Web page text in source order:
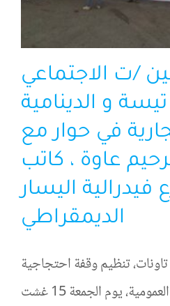
/ت الاجتماعي
و الدينامية
في حوار مع
عاوة ، كاتب
فيدرالية اليسار
الديمقراطي
تنظيم وقفة احتجاجية
حاشدة بساحة الفرس العمومية، يوم الجمعة 15 غشت